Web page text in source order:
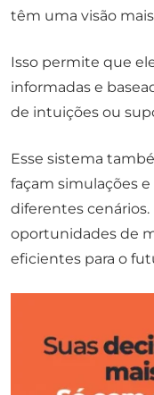
têm uma visão
Isso permite que
informadas e
de intuições ou
Esse sistema
façam simulações
diferentes
oportunidades de
eficientes para o